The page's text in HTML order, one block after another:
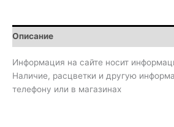
Описание
Информация на сайте носит
Наличие, расцветки и другую
телефону или в магазинах